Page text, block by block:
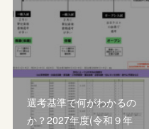
選考基準で何がわかるの
か？2027年度(令和９年